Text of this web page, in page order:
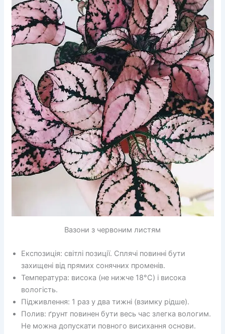
Вазони з червоним листям
Експозиція: світлі позиції. Сплячі повинні бути
захищені від прямих сонячних променів.
Температура: висока (не нижче 18°C) і висока
вологість.
Підживлення: 1 раз у два тижні (взимку рідше).
Полив: ґрунт повинен бути весь час злегка вологим.
Не можна допускати повного висихання основи.